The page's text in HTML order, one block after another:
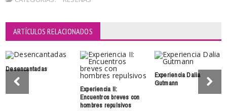
ARTÍCULOS RELACIONADOS
Desencantadas
Experiencia II:
Encuentros breves con
hombres repulsivos
Experiencia Dalia
Gutmann